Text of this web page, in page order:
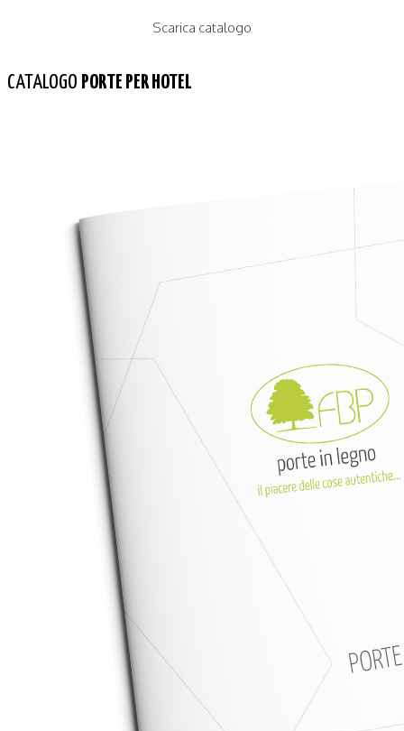
Scarica catalogo
CATALOGO PORTE PER HOTEL